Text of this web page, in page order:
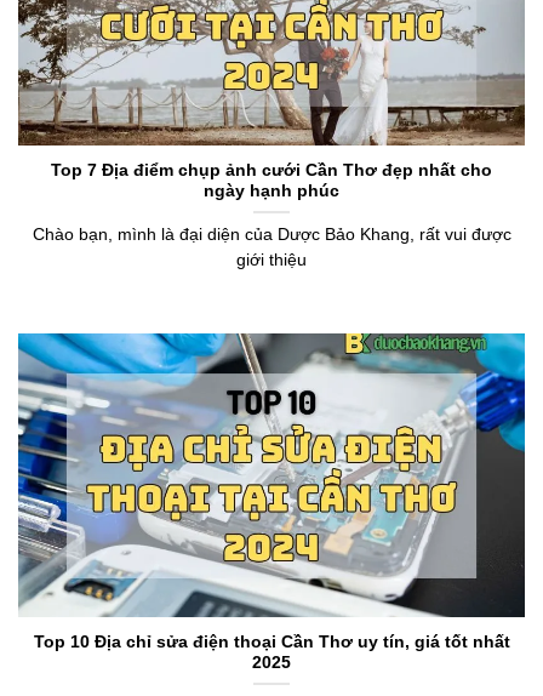
Top 7 Địa điểm chụp ảnh cưới Cần Thơ đẹp nhất cho
ngày hạnh phúc
Chào bạn, mình là đại diện của Dược Bảo Khang, rất vui được
giới thiệu
Top 10 Địa chỉ sửa điện thoại Cần Thơ uy tín, giá tốt nhất
2025